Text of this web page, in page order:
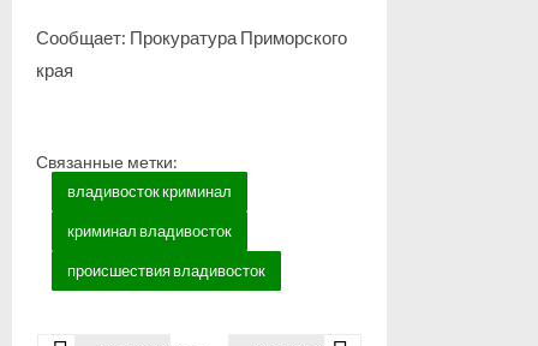
Сообщает: Прокуратура Приморского
края
Связанные метки:
владивосток криминал
криминал владивосток
происшествия владивосток